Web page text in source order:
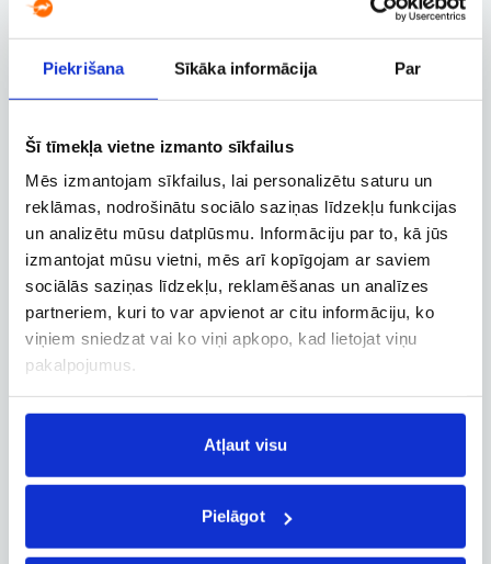
Piekrišana Sīkāka informācija Par
Šī tīmekļa vietne izmanto sīkfailus
Mēs izmantojam sīkfailus, lai personalizētu saturu un
reklāmas, nodrošinātu sociālo saziņas līdzekļu funkcijas
un analizētu mūsu datplūsmu. Informāciju par to, kā jūs
izmantojat mūsu vietni, mēs arī kopīgojam ar saviem
sociālās saziņas līdzekļu, reklamēšanas un analīzes
partneriem, kuri to var apvienot ar citu informāciju, ko
viņiem sniedzat vai ko viņi apkopo, kad lietojat viņu
pakalpojumus.
Atļaut visu
Pielāgot
13.02, S.
Tiešais,Brīvdienas
22.03, P.
Ryanair no63 €
27.02, S.
Rīga RIX – Brisele BRU
Ryanair no63 €
06.03, S.
Ryanair no63 €